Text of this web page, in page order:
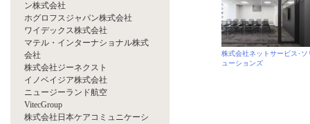
ン株式会社
ホグロフスジャパン株式会社
ワイデックス株式会社
マテル・インターナショナル株式
会社
株式会社ジーネクスト
イノベイジア株式会社
ニュージーランド航空
VitecGroup
株式会社日本ケアコミュニケーシ
株式会社ネットサービス･ソ
ューションズ